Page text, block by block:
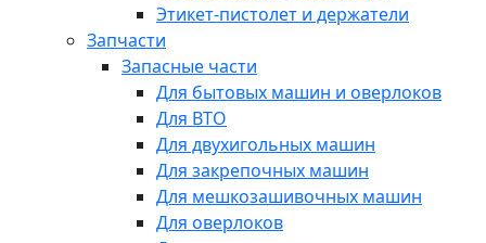
Этикет-пистолет и держатели
Запчасти
Запасные части
Для бытовых машин и оверлоков
Для ВТО
Для двухигольных машин
Для закрепочных машин
Для мешкозашивочных машин
Для оверлоков